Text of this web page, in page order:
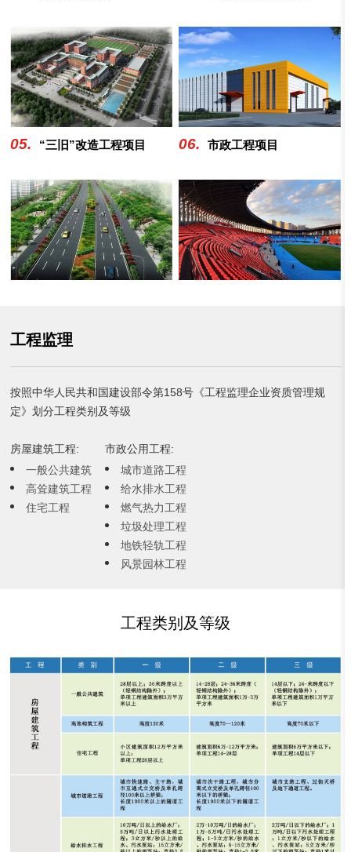
05. “三旧”改造工程项目 06. 市政工程项目
工程监理
按照中华人民共和国建设部令第158号《工程监理企业资质管理规
定》划分工程类别及等级
房屋建筑工程:
一般公共建筑
高耸建筑工程
住宅工程
市政公用工程:
城市道路工程
给水排水工程
燃气热力工程
垃圾处理工程
地铁轻轨工程
风景园林工程
工程类别及等级